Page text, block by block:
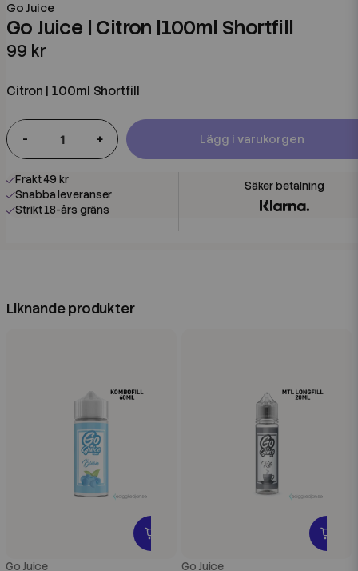
Go Juice
Go Juice | Citron |100ml Shortfill
99 kr
Citron | 100ml Shortfill
- + Lägg i varukorgen
Frakt 49 kr
Snabba leveranser
Strikt 18-års gräns
Liknande produkter
Go Juice Go Juice